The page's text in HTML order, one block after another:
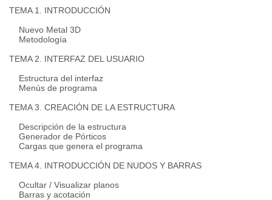
TEMA 1. INTRODUCCIÓN
Nuevo Metal 3D
Metodología
TEMA 2. INTERFAZ DEL USUARIO
Estructura del interfaz
Menús de programa
TEMA 3. CREACIÓN DE LA ESTRUCTURA
Descripción de la estructura
Generador de Pórticos
Cargas que genera el programa
TEMA 4. INTRODUCCIÓN DE NUDOS Y BARRAS
Ocultar / Visualizar planos
Barras y acotación